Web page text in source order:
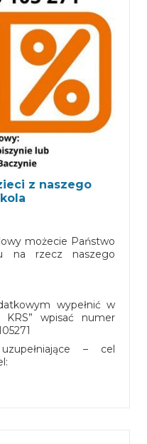
z naszego
możecie Państwo
na rzecz naszego
wypełnić w
wpisać numer
– cel